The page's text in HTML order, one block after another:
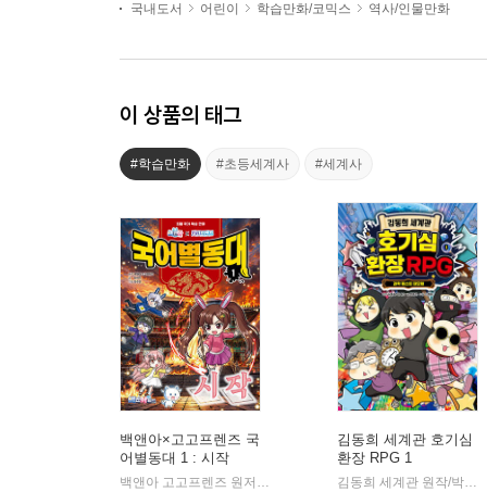
국내도서
어린이 학습만화/코믹스 역사/인물만화
이 상품의 태그
#학습만화 #초등세계사 #세계사
백앤아×고고프렌즈 국
어별동대 1 : 시작
백앤아 고고프렌즈 원저/한바리 글/정수영 그림/김선 감수 | 백앤
김동희 세계관 호기심
환장 RPG 1
김동희 세계관 원작/박종은 글/이정태 그림